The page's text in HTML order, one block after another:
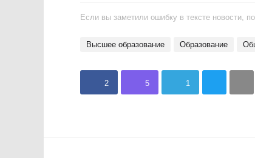
Если вы заметили ошибку в тексте новости,
Высшее образование Образование
2 5 1